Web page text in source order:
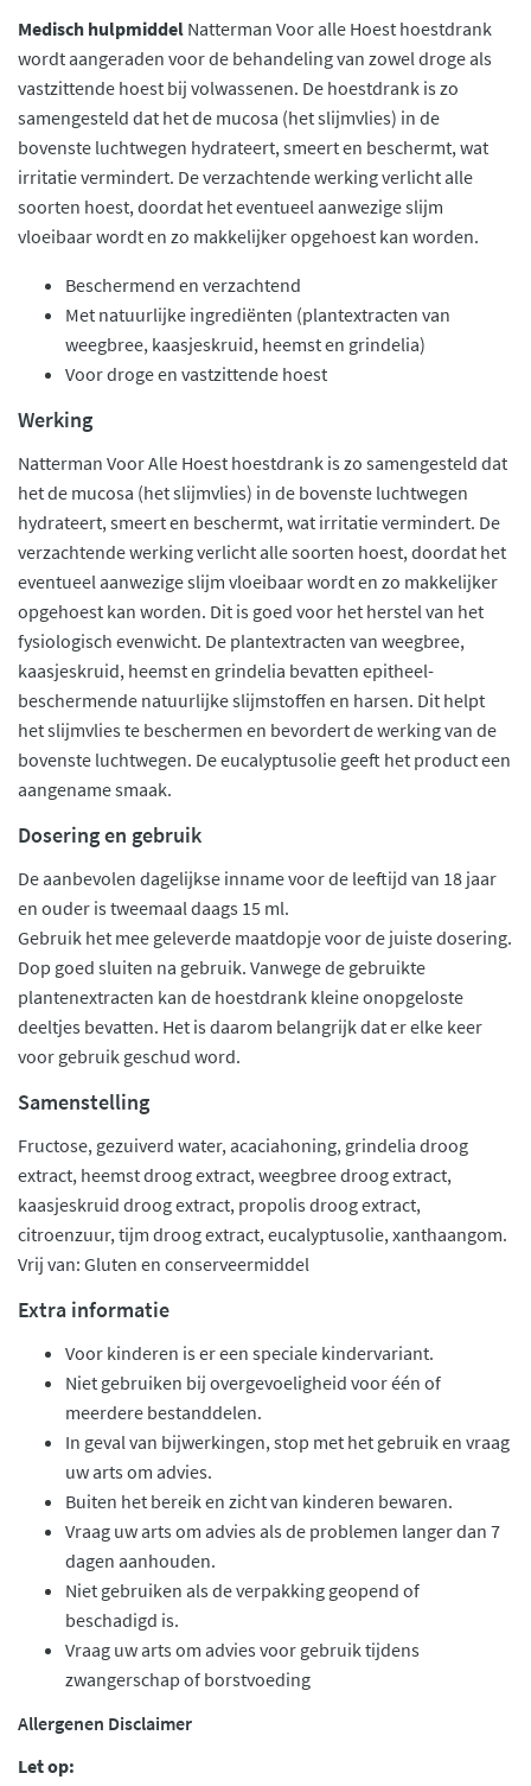
Medisch hulpmiddel Natterman Voor alle Hoest hoestdrank
wordt aangeraden voor de behandeling van zowel droge als
vastzittende hoest bij volwassenen. De hoestdrank is zo
samengesteld dat het de mucosa (het slijmvlies) in de
bovenste luchtwegen hydrateert, smeert en beschermt, wat
irritatie vermindert. De verzachtende werking verlicht alle
soorten hoest, doordat het eventueel aanwezige slijm
vloeibaar wordt en zo makkelijker opgehoest kan worden.
Beschermend en verzachtend
Met natuurlijke ingrediënten (plantextracten van
weegbree, kaasjeskruid, heemst en grindelia)
Voor droge en vastzittende hoest
Werking
Natterman Voor Alle Hoest hoestdrank is zo samengesteld dat
het de mucosa (het slijmvlies) in de bovenste luchtwegen
hydrateert, smeert en beschermt, wat irritatie vermindert. De
verzachtende werking verlicht alle soorten hoest, doordat het
eventueel aanwezige slijm vloeibaar wordt en zo makkelijker
opgehoest kan worden. Dit is goed voor het herstel van het
fysiologisch evenwicht. De plantextracten van weegbree,
kaasjeskruid, heemst en grindelia bevatten epitheel-
beschermende natuurlijke slijmstoffen en harsen. Dit helpt
het slijmvlies te beschermen en bevordert de werking van de
bovenste luchtwegen. De eucalyptusolie geeft het product een
aangename smaak.
Dosering en gebruik
De aanbevolen dagelijkse inname voor de leeftijd van 18 jaar
en ouder is tweemaal daags 15 ml.
Gebruik het mee geleverde maatdopje voor de juiste dosering.
Dop goed sluiten na gebruik. Vanwege de gebruikte
plantenextracten kan de hoestdrank kleine onopgeloste
deeltjes bevatten. Het is daarom belangrijk dat er elke keer
voor gebruik geschud word.
Samenstelling
Fructose, gezuiverd water, acaciahoning, grindelia droog
extract, heemst droog extract, weegbree droog extract,
kaasjeskruid droog extract, propolis droog extract,
citroenzuur, tijm droog extract, eucalyptusolie, xanthaangom.
Vrij van: Gluten en conserveermiddel
Extra informatie
Voor kinderen is er een speciale kindervariant.
Niet gebruiken bij overgevoeligheid voor één of
meerdere bestanddelen.
In geval van bijwerkingen, stop met het gebruik en vraag
uw arts om advies.
Buiten het bereik en zicht van kinderen bewaren.
Vraag uw arts om advies als de problemen langer dan 7
dagen aanhouden.
Niet gebruiken als de verpakking geopend of
beschadigd is.
Vraag uw arts om advies voor gebruik tijdens
zwangerschap of borstvoeding
Allergenen Disclaimer
Let op: